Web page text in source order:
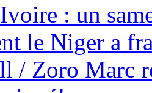
: un
le Niger a
/ Zoro Marc